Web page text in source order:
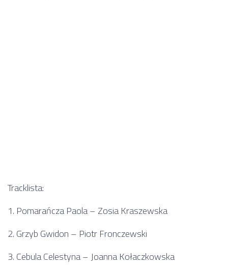
Tracklista:
1. Pomarańcza Paola – Zosia Kraszewska
2. Grzyb Gwidon – Piotr Fronczewski
3. Cebula Celestyna – Joanna Kołaczkowska